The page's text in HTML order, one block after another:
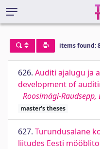
items found:
626. Auditi ajalugu ja
development of
Roosimägi-Raudsepp,
master's theses
627. Turundusalane
liitudes Eesti